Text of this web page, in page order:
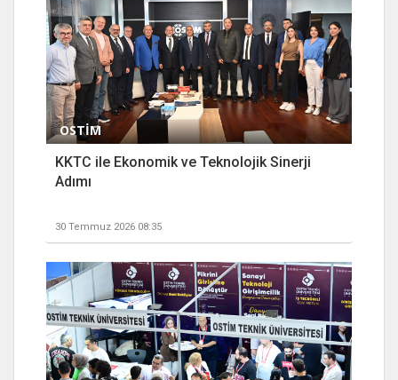
OSTİM
KKTC ile Ekonomik ve Teknolojik Sinerji
Adımı
30 Temmuz 2026 08:35